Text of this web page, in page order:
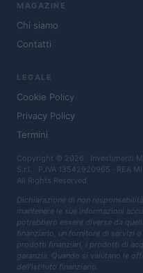
MAGAZINE
Chi siamo
Contatti
LEGALE
Cookie Policy
Privacy Policy
Termini
Copyright © 2026 · Investimenti
S.r.l. · P.IVA 13542920965 · REA
All Rights Reserved
Dichiarazione di non
mantenere le sue informazioni
potrebbero essere diverse da
finanziario, un fornitore di servizi
prodotti finanziari, i prodotti di
garanzia. Quando si valutano le
dell'istituto finanziario.